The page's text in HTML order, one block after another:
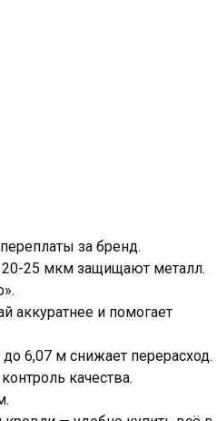
за бренд.
20-25 мкм защищают металл.
аккуратнее и помогает
6,07 м снижает перерасход.
качества.